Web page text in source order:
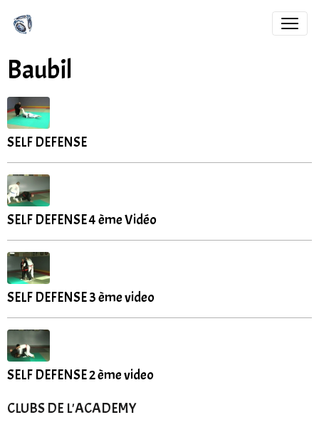
Baubil
SELF DEFENSE
SELF DEFENSE 4 ème Vidéo
SELF DEFENSE 3 ème video
SELF DEFENSE 2 ème video
CLUBS DE L'ACADEMY